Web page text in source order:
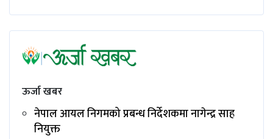
ऊर्जा खबर
नेपाल आयल निगमको प्रबन्ध निर्देशकमा नागेन्द्र साह
नियुक्त